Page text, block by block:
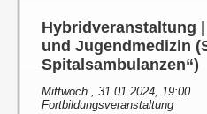
Hybridveranstaltung
und Jugendmedizin
Spitalsambulanzen“)
Mittwoch , 31.01.2024, 19:00
Fortbildungsveranstaltung